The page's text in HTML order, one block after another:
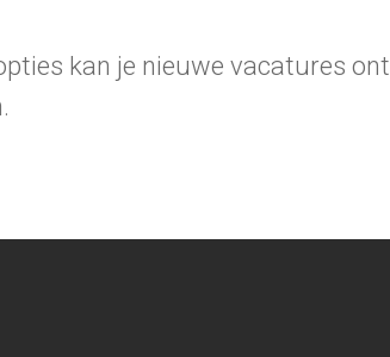
kan je nieuwe vacatures